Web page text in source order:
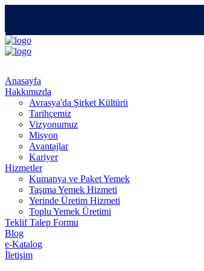
Anasayfa
Hakkımızda
Avrasya'da Şirket Kültürü
Tarihçemiz
Vizyonumuz
Misyon
Avantajlar
Kariyer
Hizmetler
Kumanya ve Paket Yemek
Taşıma Yemek Hizmeti
Yerinde Üretim Hizmeti
Toplu Yemek Üretimi
Teklif Talep Formu
Blog
e-Katalog
İletişim